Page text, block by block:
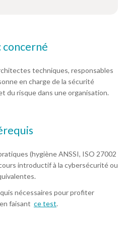
concerné
techniques, responsables
en charge de la sécurité
du risque dans une organisation.
(hygiène ANSSI, ISO 27002
introductif à la cybersécurité ou
nécessaires pour profiter
faisant ce test.